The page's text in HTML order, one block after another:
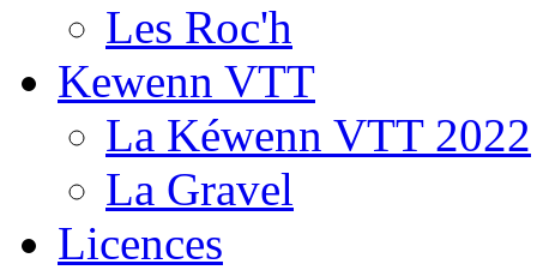
Les Roc'h
Kewenn VTT
La Kéwenn VTT 2022
La Gravel
Licences